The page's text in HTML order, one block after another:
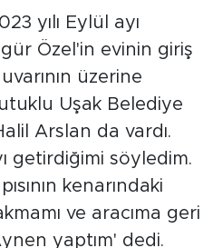
yılı Eylül ayı
Özel'in evinin giriş
üzerine
Uşak Belediye
Arslan da vardı.
getirdiğimi söyledim.
kenarındaki
ve aracıma geri
yaptım' dedi.